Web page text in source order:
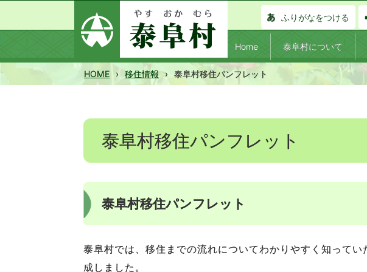
ふりがなをつける
Home 泰阜村について
HOME › 移住情報 › 泰阜村移住パンフレット
泰阜村移住パンフレット
泰阜村移住パンフレット
泰阜村では、移住までの流れについてわかりやすく知って
成しました。